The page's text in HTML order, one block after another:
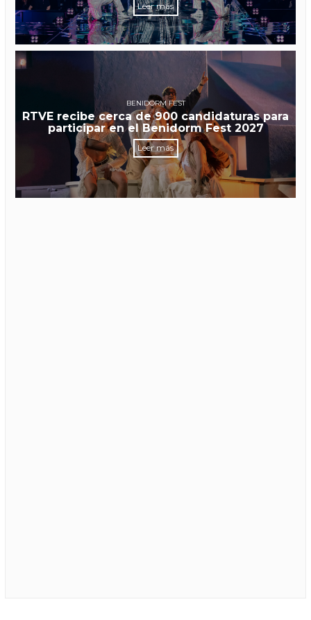
Leer más
BENIDORM FEST
RTVE recibe cerca de 900 candidaturas para
participar en el Benidorm Fest 2027
Leer más